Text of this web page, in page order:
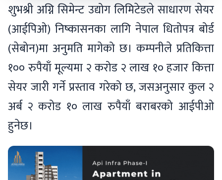
शुभश्री अग्नि सिमेन्ट उद्योग लिमिटेडले साधारण सेयर
(आईपिओ) निष्कासनका लागि नेपाल धितोपत्र बोर्ड
(सेबोन)मा अनुमति मागेको छ। कम्पनीले प्रतिकित्ता
१०० रुपैयाँ मूल्यमा २ करोड २ लाख १० हजार कित्ता
सेयर जारी गर्ने प्रस्ताव गरेको छ, जसअनुसार कुल २
अर्ब २ करोड १० लाख रुपैयाँ बराबरको आईपीओ
हुनेछ।